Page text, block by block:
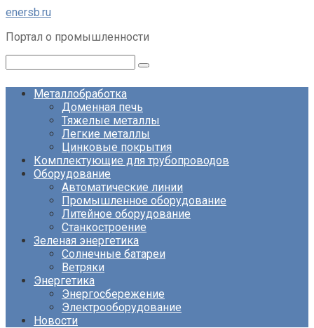
Перейти
контенту
enersb.ru
Портал о промышленности
Металлобработка
Доменная печь
Тяжелые металлы
Легкие металлы
Цинковые покрытия
Комплектующие для трубопроводов
Оборудование
Автоматические линии
Промышленное оборудование
Литейное оборудование
Станкостроение
Зеленая энергетика
Солнечные батареи
Ветряки
Энергетика
Энергосбережение
Электрооборудование
Новости